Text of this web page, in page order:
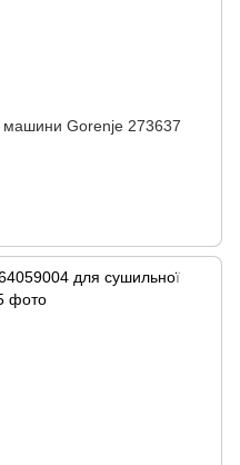
машини Gorenje 273637